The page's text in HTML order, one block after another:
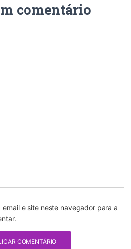
comentário
email e site neste navegador para a